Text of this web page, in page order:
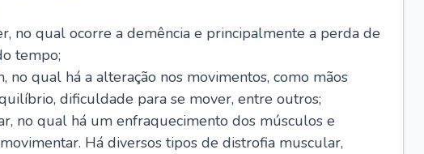
no qual ocorre a demência e principalmente a perda de
tempo;
no qual há a alteração nos movimentos, como mãos
dificuldade para se mover, entre outros;
no qual há um enfraquecimento dos músculos e
Há diversos tipos de distrofia muscular,